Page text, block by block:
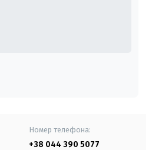
Номер телефона:
+38 044 390 5077